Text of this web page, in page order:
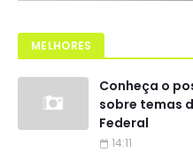
MELHORES
Conheça o
sobre temas
Federal
14:11